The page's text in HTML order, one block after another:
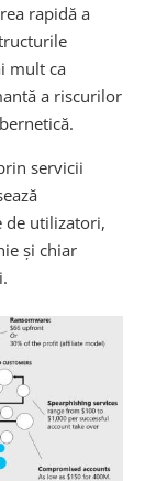
rapidă a
mult ca
a riscurilor
servicii
de utilizatori,
și chiar